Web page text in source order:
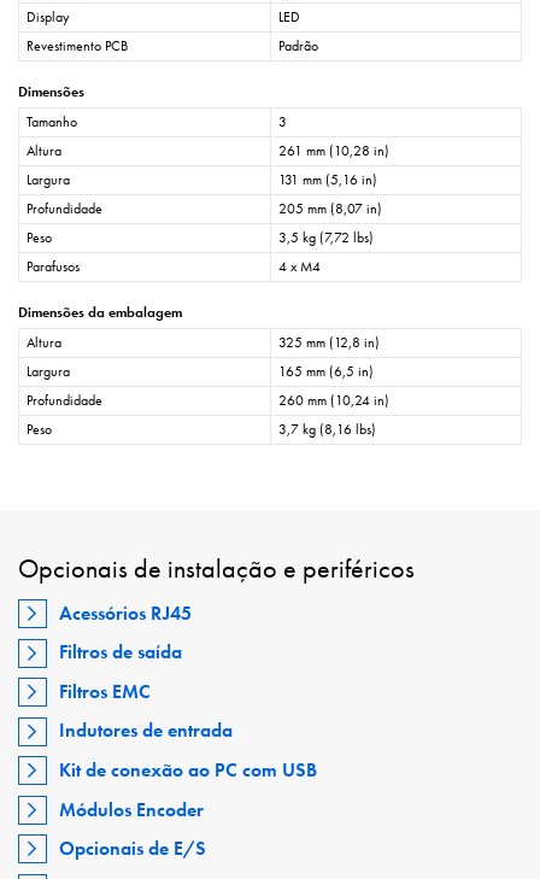
Display
LED
Revestimento PCB
Padrão
Dimensões
Tamanho
3
Altura
261 mm (10,28 in)
Largura
131 mm (5,16 in)
Profundidade
205 mm (8,07 in)
Peso
3,5 kg (7,72 lbs)
Parafusos
4 x M4
Dimensões da embalagem
Altura
325 mm (12,8 in)
Largura
165 mm (6,5 in)
Profundidade
260 mm (10,24 in)
Peso
3,7 kg (8,16 lbs)
Opcionais de instalação e periféricos
Acessórios RJ45
Filtros de saída
Filtros EMC
Indutores de entrada
Kit de conexão ao PC com USB
Módulos Encoder
Opcionais de E/S